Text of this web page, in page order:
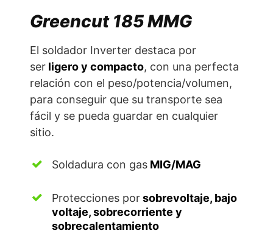
Greencut 185 MMG
El soldador Inverter destaca por
ser ligero y compacto, con una perfecta
relación con el peso/potencia/volumen,
para conseguir que su transporte sea
fácil y se pueda guardar en cualquier
sitio.
Soldadura con gas MIG/MAG
Protecciones porsobrevoltaje, bajo
voltaje, sobrecorriente y
sobrecalentamiento